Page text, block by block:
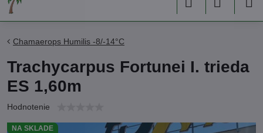
NA SKLADE
Chamaerops Humilis -8/-14°C
Trachycarpus Fortunei I. trieda
ES 1,60m
Hodnotenie